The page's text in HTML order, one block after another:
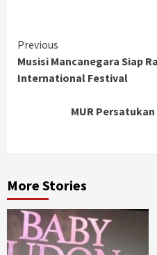
Continue
Reading
Previous
Musisi Mancanegara Siap
International Festival
MUR
More Stories